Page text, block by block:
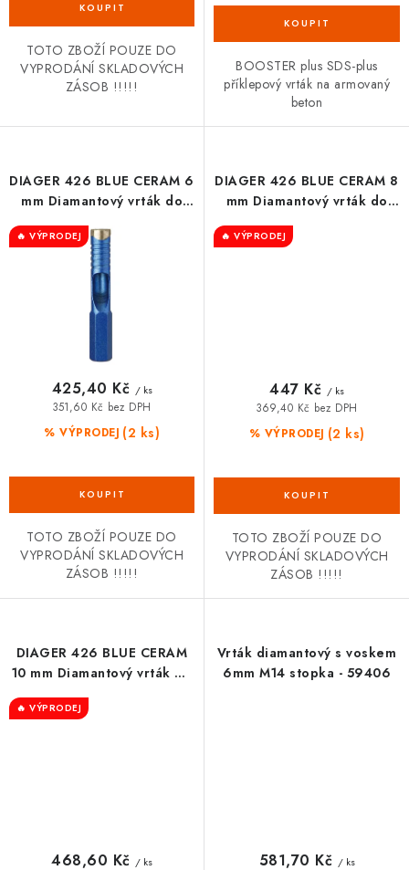
TOTO ZBOŽÍ POUZE DO
VYPRODÁNÍ SKLADOVÝCH
ZÁSOB !!!!!
BOOSTER plus SDS-plus
příklepový vrták na armovaný
beton
DIAGER 426 BLUE CERAM 6
mm Diamantový vrták do
dlažby
🔥 VÝPRODEJ
% VÝPRODEJ (2 ks)
351,60 Kč bez DPH
425,40 Kč / ks
TOTO ZBOŽÍ POUZE DO
VYPRODÁNÍ SKLADOVÝCH
ZÁSOB !!!!!
DIAGER 426 BLUE CERAM 8
mm Diamantový vrták do
dlažby
🔥 VÝPRODEJ
% VÝPRODEJ (2 ks)
369,40 Kč bez DPH
447 Kč / ks
TOTO ZBOŽÍ POUZE DO
VYPRODÁNÍ SKLADOVÝCH
ZÁSOB !!!!!
DIAGER 426 BLUE CERAM
10 mm Diamantový vrták do
🔥 VÝPRODEJ
468,60 Kč / ks
Vrták diamantový s voskem
6mm M14 stopka - 59406
581,70 Kč / ks